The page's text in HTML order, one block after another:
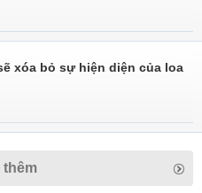
xóa bỏ sự hiện diện của loa
thêm